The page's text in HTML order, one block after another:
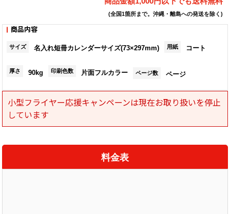
(全国1箇所まで。沖縄・離島への発送を除く)
商品内容
サイズ 名入れ短冊カレンダーサイズ(73×297mm) 用紙 コート
厚さ 90kg 印刷色数 片面フルカラー ページ数 ページ
小型フライヤー応援キャンペーンは現在お取り扱いを停止
しています
料金表